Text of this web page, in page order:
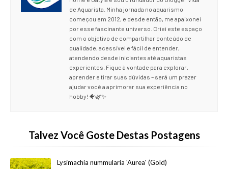
de Aquarista. Minha jornada no aquarismo
começou em 2012, e desde então, me apaixonei
por esse fascinante universo. Criei este espaço
com o objetivo de compartilhar conteúdo de
qualidade, acessível e fácil de entender,
atendendo desde iniciantes até aquaristas
experientes. Fique à vontade para explorar,
aprender e tirar suas dúvidas – será um prazer
ajudar você a aprimorar sua experiência no
hobby! 🐠🌿✨
Talvez Você Goste Destas Postagens
Lysimachia nummularia 'Aurea' (Gold)